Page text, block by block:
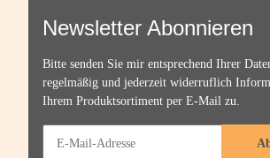
Newsletter Abonnieren
Bitte senden Sie mir entsprechend Ihrer
regelmäßig und jederzeit widerruflich
Ihrem Produktsortiment per E-Mail zu.